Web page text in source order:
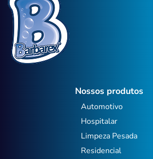
Nossos produtos
Automotivo
Hospitalar
Limpeza Pesada
Residencial